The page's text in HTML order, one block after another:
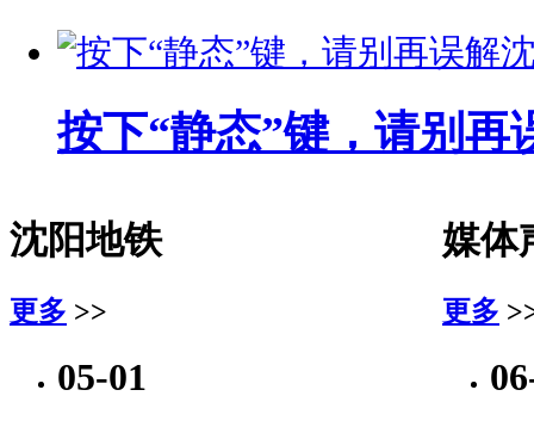
按下“静态”键，请别再
沈阳地铁
更多 >>
05-01
媒体
更多